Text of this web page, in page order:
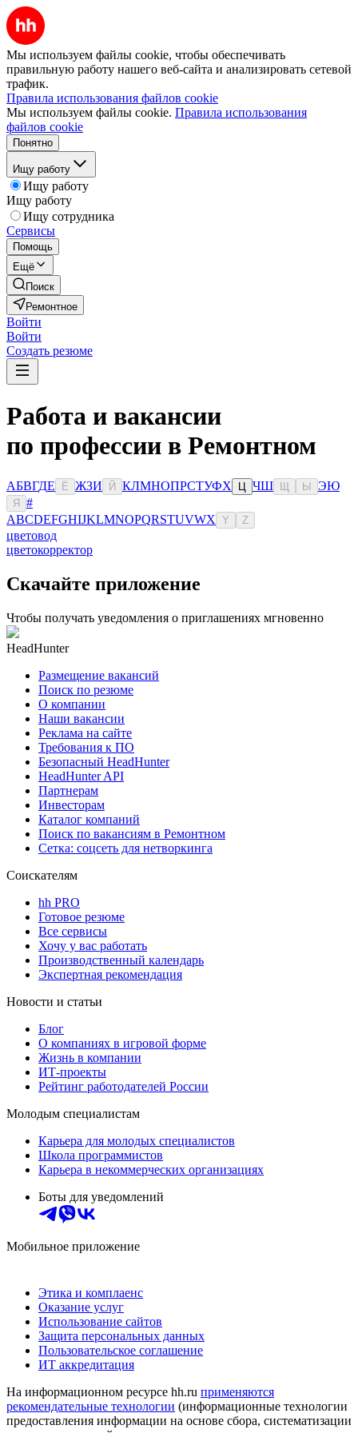
Мы используем файлы cookie, чтобы обеспечивать
правильную работу нашего веб-сайта и анализировать сетевой
трафик.
Правила использования файлов cookie
Мы используем файлы cookie. Правила использования
файлов cookie
Понятно
Ищу работу
Ищу работу
Ищу работу
Ищу сотрудника
Сервисы
Помощь
Ещё
Поиск
Ремонтное
Войти
Войти
Создать резюме
Работа и вакансии
по профессии в Ремонтном
АБВГДЕ Ё ЖЗИ Й КЛМНОПРСТУФХ ЧШ Ы ЭЮ
Я
#
ABCDEFGHIJKLMNOPQRSTUVWX Y Z
цветовод
цветокорректор
Скачайте приложение
Чтобы получать уведомления о приглашениях мгновенно
HeadHunter
Размещение вакансий
Поиск по резюме
О компании
Наши вакансии
Реклама на сайте
Требования к ПО
Безопасный HeadHunter
HeadHunter API
Партнерам
Инвесторам
Каталог компаний
Поиск по вакансиям в Ремонтном
Сетка: соцсеть для нетворкинга
Соискателям
hh PRO
Готовое резюме
Все сервисы
Хочу у вас работать
Производственный календарь
Экспертная рекомендация
Новости и статьи
Блог
О компаниях в игровой форме
Жизнь в компании
ИТ-проекты
Рейтинг работодателей России
Молодым специалистам
Карьера для молодых специалистов
Школа программистов
Карьера в некоммерческих организациях
Боты для уведомлений
Мобильное приложение
Этика и комплаенс
Оказание услуг
Использование сайтов
Защита персональных данных
Пользовательское соглашение
ИТ аккредитация
На информационном ресурсе hh.ru применяются
рекомендательные технологии (информационные технологии
предоставления информации на основе сбора, систематизации